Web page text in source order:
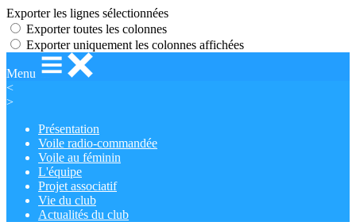
Exporter les lignes sélectionnées
Exporter toutes les colonnes
Exporter uniquement les colonnes affichées
Menu
<
>
Présentation
Voile radio-commandée
Voile au féminin
L'équipe
Projet associatif
Vie du club
Actualités du club